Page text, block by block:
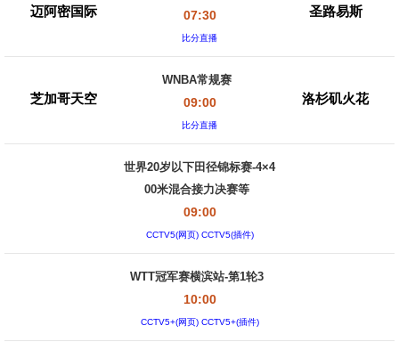
迈阿密国际 07:30
比分直播
圣路易斯
芝加哥天空
WNBA常规赛
09:00
比分直播
洛杉矶火花
世界20岁以下田径锦标赛-4×4
00米混合接力决赛等
09:00
CCTV5(网页) CCTV5(插件)
WTT冠军赛横滨站-第1轮3
10:00
CCTV5+(网页) CCTV5+(插件)